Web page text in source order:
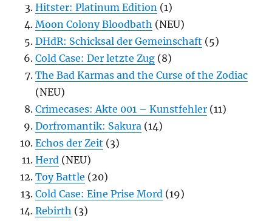
Hitster: Platinum Edition (1)
Moon Colony Bloodbath (NEU)
DHdR: Schicksal der Gemeinschaft (5)
Cold Case: Der letzte Zug (8)
The Bad Karmas and the Curse of the Zodiac
(NEU)
Crimecases: Akte 001 – Kunstfehler (11)
Dorfromantik: Sakura (14)
Echos der Zeit (3)
Herd (NEU)
Toy Battle (20)
Cold Case: Eine Prise Mord (19)
Rebirth (3)